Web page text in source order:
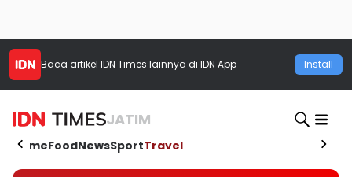
Baca artikel IDN Times lainnya di IDN App Install
JATIM
HomeFoodNewsSportTravel